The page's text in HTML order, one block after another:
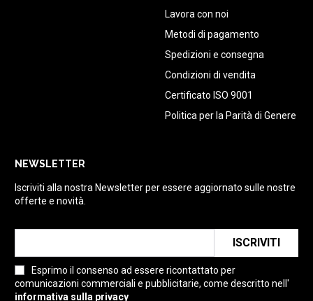
Lavora con noi
Metodi di pagamento
Spedizioni e consegna
Condizioni di vendita
Certificato ISO 9001
Politica per la Parità di Genere
NEWSLETTER
Iscriviti alla nostra Newsletter per essere aggiornato sulle nostre
offerte e novità.
ISCRIVITI
Esprimo il consenso ad essere ricontattato per
comunicazioni commerciali e pubblicitarie, come descritto nell'
informativa sulla privacy